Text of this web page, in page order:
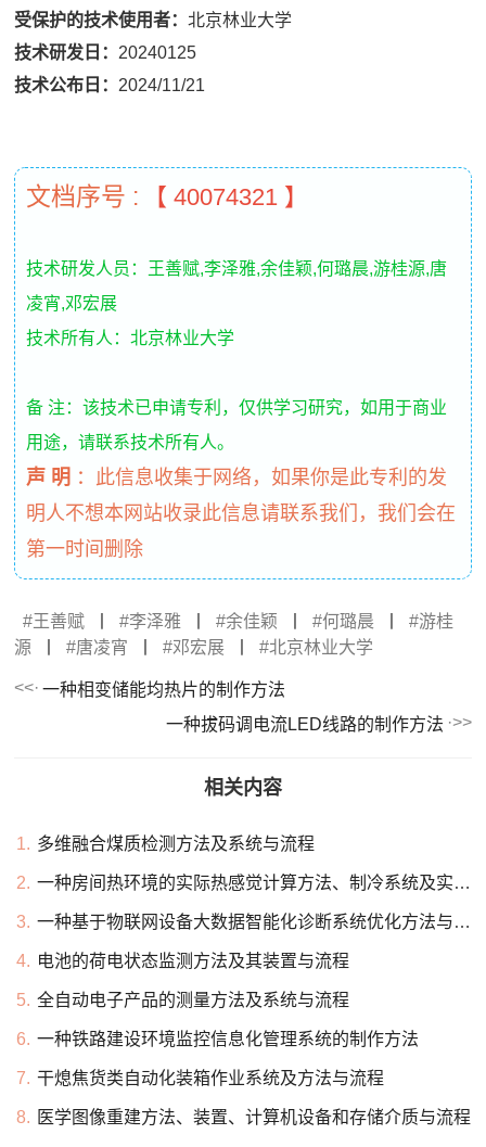
受保护的技术使用者：北京林业大学
技术研发日： 20240125
技术公布日： 2024/11/21
文档序号 : 【 40074321 】
技术研发人员：王善赋,李泽雅,余佳颖,何璐晨,游桂源,唐
凌宵,邓宏展
技术所有人：北京林业大学
备 注：该技术已申请专利，仅供学习研究，如用于商业
用途，请联系技术所有人。
声 明 ： 此信息收集于网络，如果你是此专利的发
明人不想本网站收录此信息请联系我们，我们会在
第一时间删除
王善赋 李泽雅 余佳颖 何璐晨
游桂
源
唐凌宵 邓宏展 北京林业大学
一种相变储能均热片的制作方法
一种拔码调电流LED线路的制作方法
相关内容
1. 多维融合煤质检测方法及系统与流程
2. 一种房间热环境的实际热感觉计算方法、制冷系统及实验舱与流程
3. 一种基于物联网设备大数据智能化诊断系统优化方法与流程
4. 电池的荷电状态监测方法及其装置与流程
5. 全自动电子产品的测量方法及系统与流程
6. 一种铁路建设环境监控信息化管理系统的制作方法
7. 干熄焦货类自动化装箱作业系统及方法与流程
8. 医学图像重建方法、装置、计算机设备和存储介质与流程